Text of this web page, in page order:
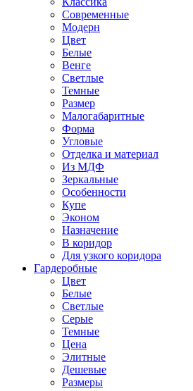
Современные
Модерн
Цвет
Белые
Венге
Светлые
Темные
Размер
Малогабаритные
Форма
Угловые
Отделка и материал
Из МДФ
Зеркальные
Особенности
Купе
Эконом
Назначение
В коридор
Для узкого коридора
Гардеробные
Цвет
Белые
Светлые
Серые
Темные
Цена
Элитные
Дешевые
Размеры